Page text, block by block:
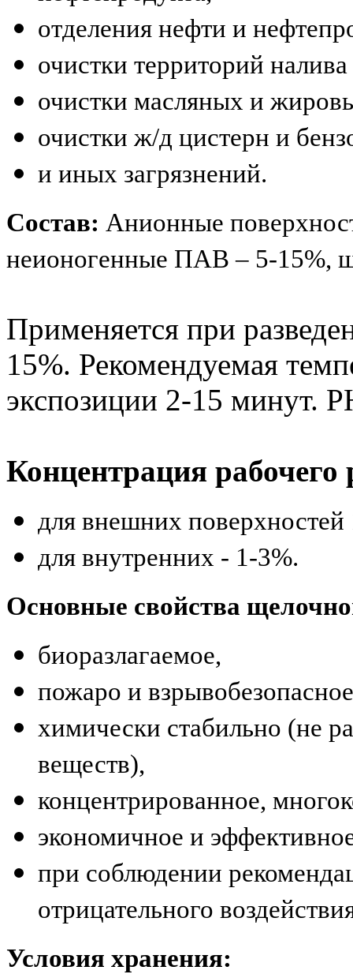
отделения нефти и
очистки территорий
очистки масляных и
очистки ж/д цистерн и
и иных загрязнений.
Состав: Анионные
неионогенные ПАВ – 5-15%,
Применяется при
15%. Рекомендуемая
экспозиции 2-15 минут.
Концентрация рабочего
для внешних поверхностей
для внутренних - 1-3%.
Основные свойства
биоразлагаемое,
пожаро и
химически стабильно (не
веществ),
концентрированное,
экономичное и
при соблюдении
отрицательного
Условия хранения: